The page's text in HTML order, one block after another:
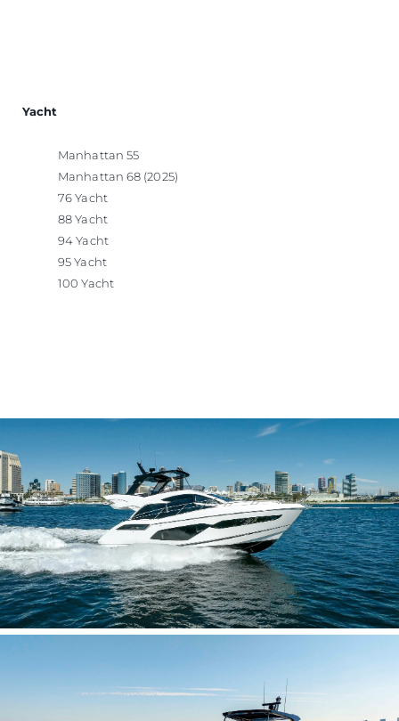
Yacht
Manhattan 55
Manhattan 68 (2025)
76 Yacht
88 Yacht
94 Yacht
95 Yacht
100 Yacht